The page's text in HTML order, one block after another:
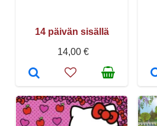
14 päivän sisällä
14,00 €